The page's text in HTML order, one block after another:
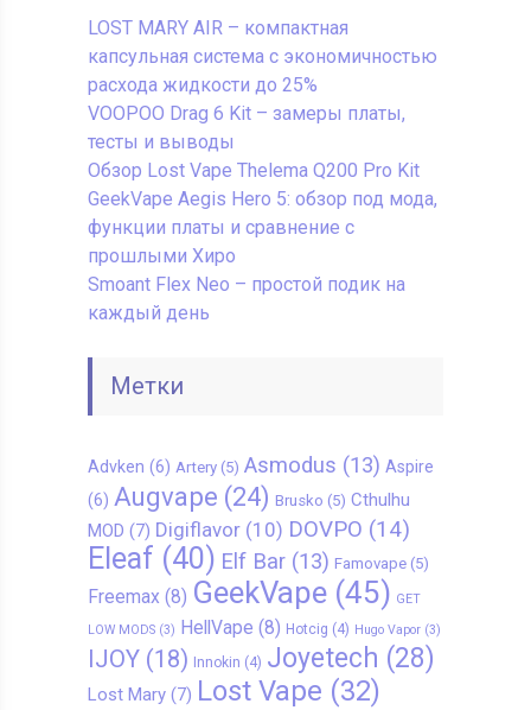
LOST MARY AIR – компактная
капсульная система с экономичностью
расхода жидкости до 25%
VOOPOO Drag 6 Kit – замеры платы,
тесты и выводы
Обзор Lost Vape Thelema Q200 Pro Kit
GeekVape Aegis Hero 5: обзор под мода,
функции платы и сравнение с
прошлыми Хиро
Smoant Flex Neo – простой подик на
каждый день
Метки
Advken (6) Artery(5) Asmodus (13) Aspire
(6) Augvape (24) Brusko (5) Cthulhu
MOD (7) Digiflavor(10) DOVPO (14)
Eleaf (40) Elf Bar(13) Famovape(5)
Freemax (8) GeekVape(45) GET
LOW MODS(3) HellVape (8) Hotcig (4) Hugo Vapor(3)
IJOY(18) Innokin (4) Joyetech (28)
Lost Mary(7) Lost Vape (32)